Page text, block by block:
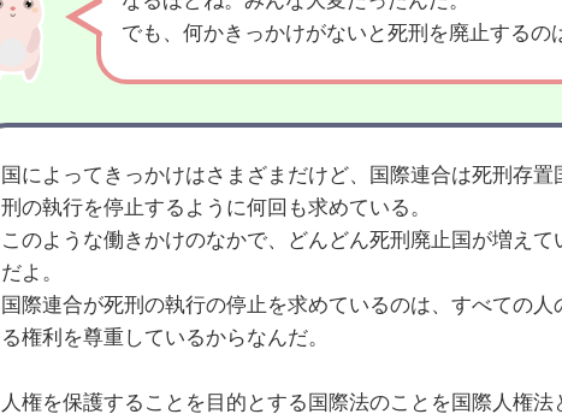
でも、何かきっかけがないと死刑を廃止するの
国によってきっかけはさまざまだけど、国際連合は死刑存置
刑の執行を停止するように何回も求めている。
このような働きかけのなかで、どんどん死刑廃止国が増えて
だよ。
国際連合が死刑の執行の停止を求めているのは、すべての人
る権利を尊重しているからなんだ。
人権を保護することを目的とする国際法のことを国際人権法